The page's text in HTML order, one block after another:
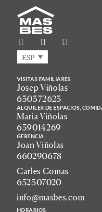
ESP
VISITAS FAMILIARES
Josep Viñolas
630372623
ALQUILER DE ESPACIOS,
Maria Viñolas
639014269
GERENCIA
Joan Viñolas
660290678
Carles Comas
652307020
info@masbes.com
HORARIOS